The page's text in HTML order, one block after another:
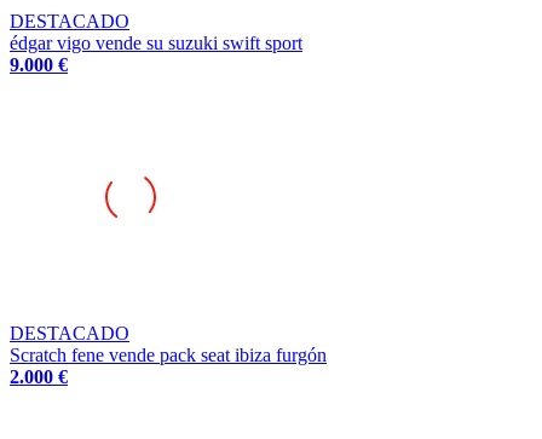
édgar vigo vende su suzuki swift sport
9.000 €
Scratch fene vende pack seat ibiza furgón
2.000 €